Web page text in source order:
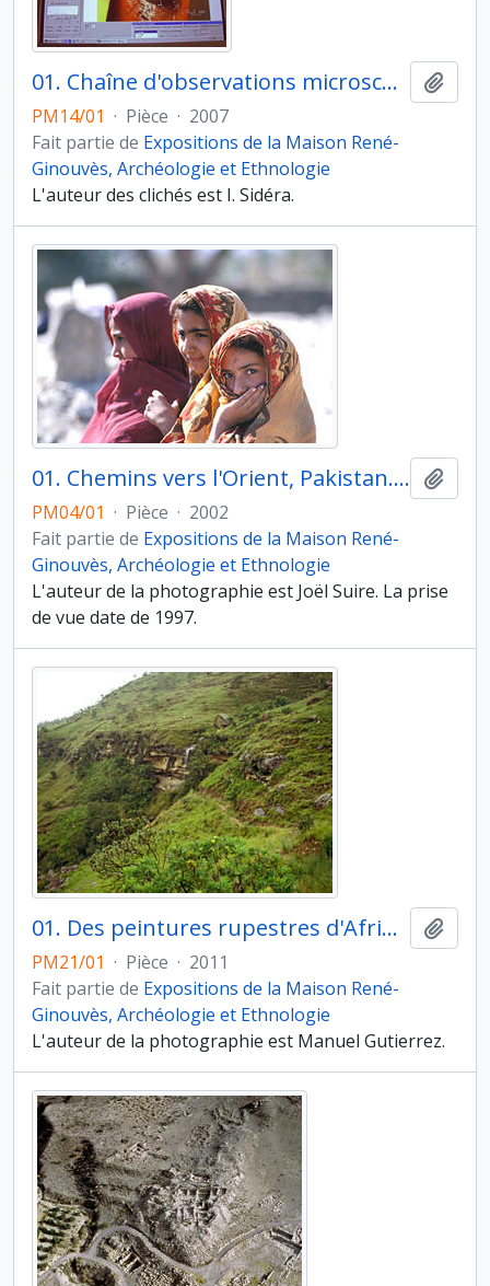
01. Chaîne d'observations microscopiques : un outil pour la recherche. Images numériques. Activités du laboratoire. Premiers traitements d'analyse d'image sur le logiciel Axiovision Zeiss : mesures d'éléments sur cliché capturé grâce à une caméra numérique (4 millions de pixels) associée au stéréomicroscope (Nikon, MZ 1500). Les mesures sont automatiquement transférées dans un fichier excel
PM14/01 · Pièce · 2007
Fait partie de Expositions de la Maison René-
Ginouvès, Archéologie et Ethnologie
L'auteur des clichés est I. Sidéra.
01. Chemins vers l'Orient, Pakistan. Turbat (province du Baloutchistan), les jumelles
PM04/01 · Pièce · 2002
Fait partie de Expositions de la Maison René-
Ginouvès, Archéologie et Ethnologie
L'auteur de la photographie est Joël Suire. La prise
de vue date de 1997.
01. Des peintures rupestres d'Afrique australe. Afrique du Sud. Drakensberg : route vers le site avec peintures rupestres Game Pass
PM21/01 · Pièce · 2011
Fait partie de Expositions de la Maison René-
Ginouvès, Archéologie et Ethnologie
L'auteur de la photographie est Manuel Gutierrez.